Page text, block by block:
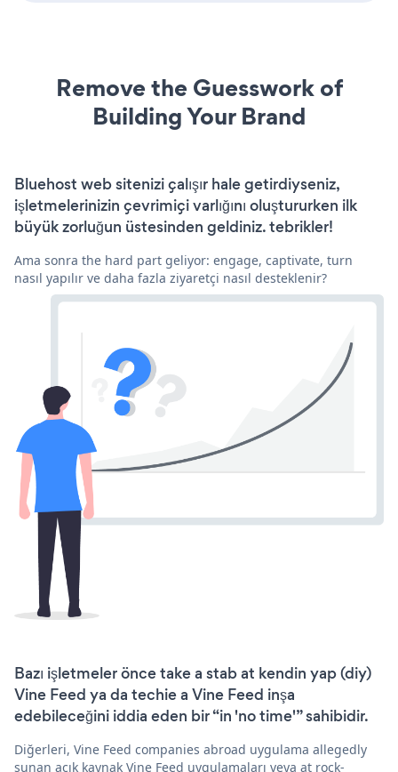
Remove the Guesswork of
Building Your Brand
Bluehost web sitenizi çalışır hale getirdiyseniz,
işletmelerinizin çevrimiçi varlığını oluştururken ilk
büyük zorluğun üstesinden geldiniz. tebrikler!
Ama sonra the hard part geliyor: engage, captivate, turn
nasıl yapılır ve daha fazla ziyaretçi nasıl desteklenir?
Bazı işletmeler önce take a stab at kendin yap (diy)
Vine Feed ya da techie a Vine Feed inşa
edebileceğini iddia eden bir “in 'no time'” sahibidir.
Diğerleri, Vine Feed companies abroad uygulama allegedly
sunan açık kaynak Vine Feed uygulamaları veya at rock-